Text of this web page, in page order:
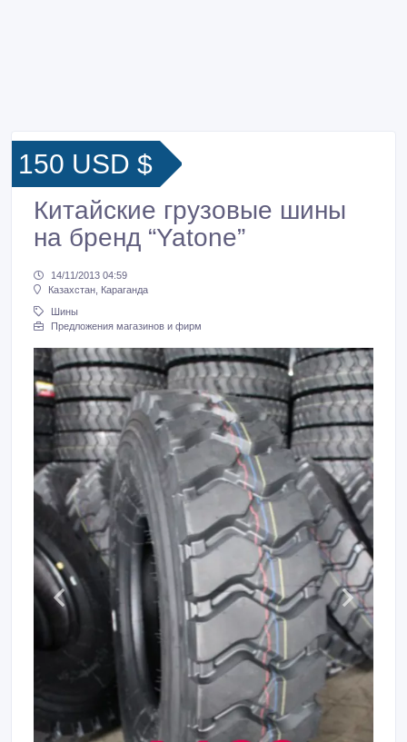
150 USD $
Китайские грузовые шины
на бренд “Yatone”
14/11/2013 04:59
Казахстан, Караганда
Шины
Предложения магазинов и фирм